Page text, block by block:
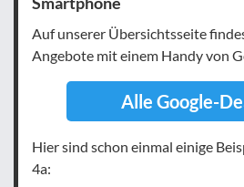
Auf unserer Übersichtsseite
Angebote mit einem Handy von
Alle Google-
Hier sind schon einmal einige
4a: